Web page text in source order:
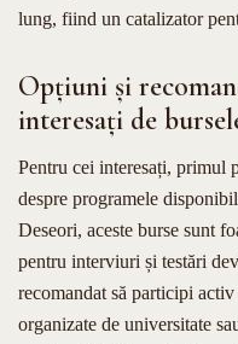
lung, fiind un catalizator
Opțiuni și
interesați de
Pentru cei interesați, primul
despre programele
Deseori, aceste burse sunt
pentru interviuri și testări
recomandat să participi
organizate de universitate